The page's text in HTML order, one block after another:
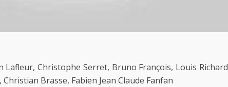
Lafleur, Christophe Serret, Bruno François, Louis Richard
Christian Brasse, Fabien Jean Claude Fanfan